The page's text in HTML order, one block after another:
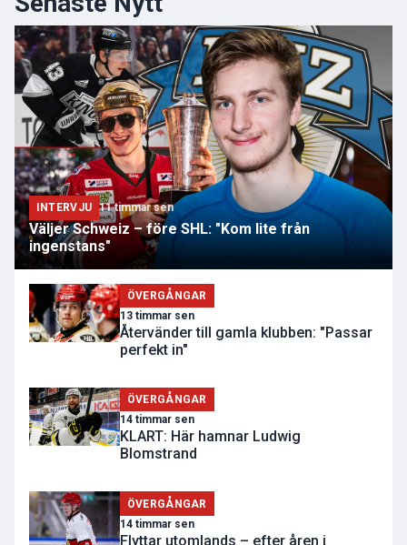
INTERVJU 11 timmar sen
Väljer Schweiz – före SHL: "Kom lite från
ingenstans"
ÖVERGÅNGAR
13 timmar sen
Återvänder till gamla klubben: "Passar
perfekt in"
ÖVERGÅNGAR
14 timmar sen
KLART: Här hamnar Ludwig
Blomstrand
ÖVERGÅNGAR
14 timmar sen
Flyttar utomlands – efter åren i